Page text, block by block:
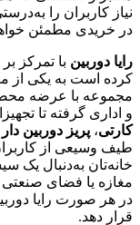
نیاز کاربران را
در خریدی مطمئن
رایا دوربین با تمرکز
کرده است به یکی از
مجموعه با عرضه
و اداری گرفته تا
کارتی، پریز دوربین دار
طیف وسیعی از
خانه‌تان به‌دنبال یک
مغازه یا فضای صنعتی
در هر صورت رایا
قرار دهد.